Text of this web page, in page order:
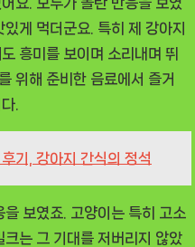
게 먹더군요. 특히 제 강아지
흥미를 보이며 소리내며 뛰
위해 준비한 음료에서 즐거
.
기, 강아지 간식의 정석
보였죠. 고양이는 특히 고소
는 그 기대를 저버리지 않았